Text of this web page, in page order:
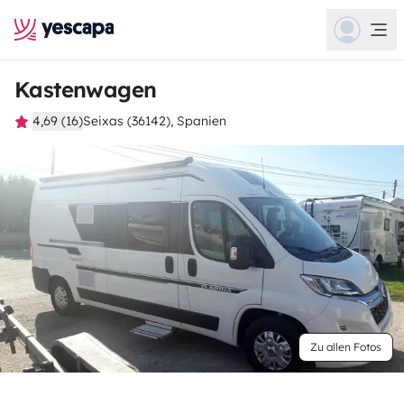
Kastenwagen
4,69 (16)Seixas (36142), Spanien
Zu allen Fotos